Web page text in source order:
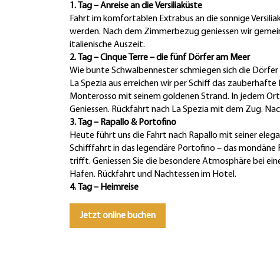
1. Tag – Anreise an die Versiliaküste
Fahrt im komfortablen Extrabus an die sonnige
werden. Nach dem Zimmerbezug geniessen wir
italienische Auszeit.
2. Tag – Cinque Terre – die fünf Dörfer am Meer
Wie bunte Schwalbennester schmiegen sich die Dörfer
La Spezia aus erreichen wir per Schiff das
Monterosso mit seinem goldenen Strand. In jedem
Geniessen. Rückfahrt nach La Spezia mit dem Zug.
3. Tag – Rapallo & Portofino
Heute führt uns die Fahrt nach Rapallo mit seiner
Schifffahrt in das legendäre Portofino – das mondäne
trifft. Geniessen Sie die besondere Atmosphäre bei
Hafen. Rückfahrt und Nachtessen im Hotel.
4. Tag – Heimreise
Jetzt online buchen